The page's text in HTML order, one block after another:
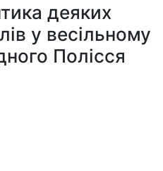
деяких
у весільному
Полісся